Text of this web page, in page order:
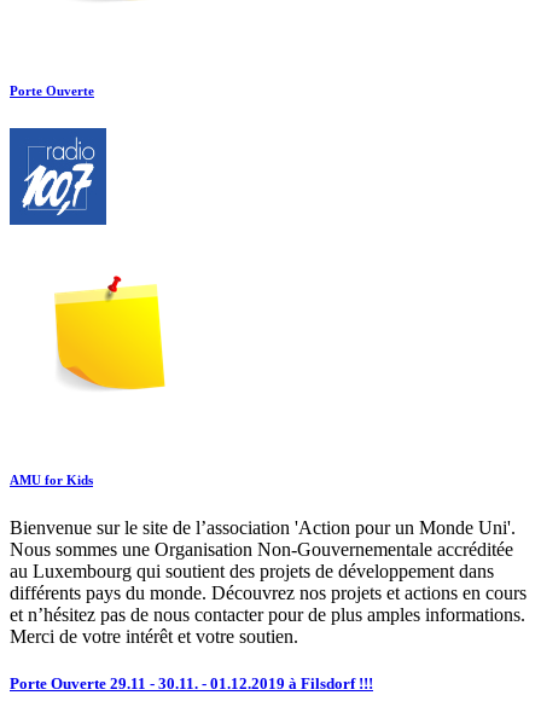
Porte Ouverte
AMU for Kids
Bienvenue sur le site de l’association 'Action pour un Monde Uni'.
Nous sommes une Organisation Non-Gouvernementale accréditée
au Luxembourg qui soutient des projets de développement dans
différents pays du monde. Découvrez nos projets et actions en cours
et n’hésitez pas de nous contacter pour de plus amples informations.
Merci de votre intérêt et votre soutien.
Porte Ouverte 29.11 - 30.11. - 01.12.2019 à Filsdorf !!!